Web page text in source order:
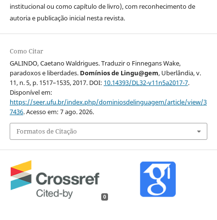
institucional ou como capítulo de livro), com reconhecimento de
autoria e publicação inicial nesta revista.
Como Citar
GALINDO, Caetano Waldrigues. Traduzir o Finnegans Wake,
paradoxos e liberdades. Domínios de Lingu@gem, Uberlândia, v.
11, n. 5, p. 1517–1535, 2017. DOI: 10.14393/DL32-v11n5a2017-7.
Disponível em:
https://seer.ufu.br/index.php/dominiosdelinguagem/article/view/3
7436. Acesso em: 7 ago. 2026.
Formatos de Citação
0